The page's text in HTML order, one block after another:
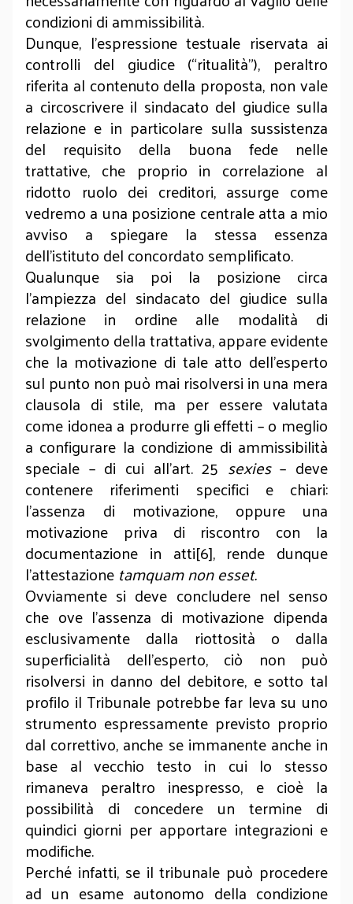
condizioni di ammissibilità.
Dunque, l’espressione testuale riservata ai
controlli del giudice (“ritualità”), peraltro
riferita al contenuto della proposta, non vale
a circoscrivere il sindacato del giudice sulla
relazione e in particolare sulla sussistenza
del requisito della buona fede nelle
trattative, che proprio in correlazione al
ridotto ruolo dei creditori, assurge come
vedremo a una posizione centrale atta a mio
avviso a spiegare la stessa essenza
dell’istituto del concordato semplificato.
Qualunque sia poi la posizione circa
l’ampiezza del sindacato del giudice sulla
relazione in ordine alle modalità di
svolgimento della trattativa, appare evidente
che la motivazione di tale atto dell’esperto
sul punto non può mai risolversi in una mera
clausola di stile, ma per essere valutata
come idonea a produrre gli effetti – o meglio
a configurare la condizione di ammissibilità
speciale – di cui all’art. 25 sexies– deve
contenere riferimenti specifici e chiari:
l’assenza di motivazione, oppure una
motivazione priva di riscontro con la
documentazione in atti[6], rende dunque
l’attestazionetamquam non esset.
Ovviamente si deve concludere nel senso
che ove l’assenza di motivazione dipenda
esclusivamente dalla riottosità o dalla
superficialità dell’esperto, ciò non può
risolversi in danno del debitore, e sotto tal
profilo il Tribunale potrebbe far leva su uno
strumento espressamente previsto proprio
dal correttivo, anche se immanente anche in
base al vecchio testo in cui lo stesso
rimaneva peraltro inespresso, e cioè la
possibilità di concedere un termine di
quindici giorni per apportare integrazioni e
modifiche.
Perché infatti, se il tribunale può procedere
ad un esame autonomo della condizione